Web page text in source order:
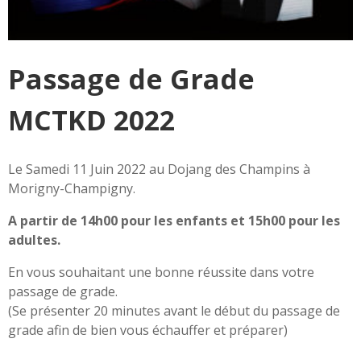
Passage de Grade
MCTKD 2022
Le Samedi 11 Juin 2022 au Dojang des Champins à
Morigny-Champigny.
A partir de 14h00 pour les enfants et 15h00 pour les
adultes.
En vous souhaitant une bonne réussite dans votre
passage de grade.
(Se présenter 20 minutes avant le début du passage de
grade afin de bien vous échauffer et préparer)